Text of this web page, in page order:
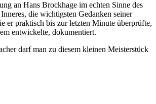
an Hans Brockhage im echten Sinne des
die wichtigsten Gedanken seiner
er praktisch bis zur letzten Minute überprüfte,
entwickelte, dokumentiert.
darf man zu diesem kleinen Meisterstück